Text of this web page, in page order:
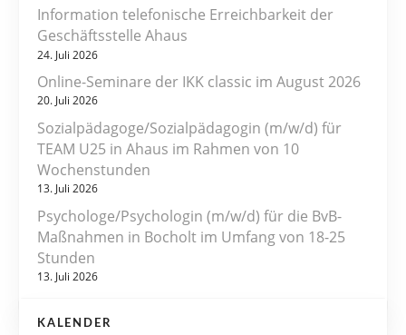
Information telefonische Erreichbarkeit der
Geschäftsstelle Ahaus
24. Juli 2026
Online-Seminare der IKK classic im August 2026
20. Juli 2026
Sozialpädagoge/Sozialpädagogin (m/w/d) für
TEAM U25 in Ahaus im Rahmen von 10
Wochenstunden
13. Juli 2026
Psychologe/Psychologin (m/w/d) für die BvB-
Maßnahmen in Bocholt im Umfang von 18-25
Stunden
13. Juli 2026
KALENDER